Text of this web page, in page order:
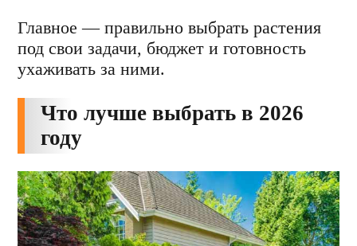
Главное — правильно выбрать растения
под свои задачи, бюджет и готовность
ухаживать за ними.
Что лучше выбрать в 2026
году